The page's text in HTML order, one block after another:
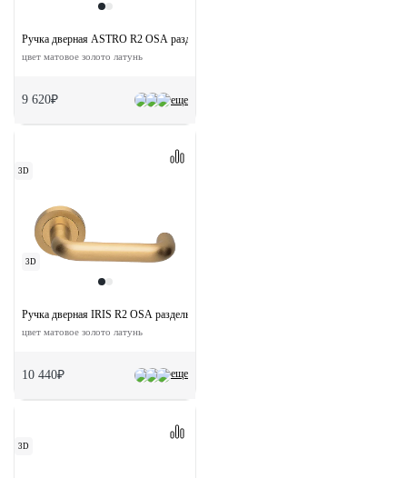
еще
Ручка дверная ASTRO R2 OSA раздельная на круглой розетке
цвет матовое золото латунь
9 620₽
3D
3D
еще
Ручка дверная IRIS R2 OSA раздельная на круглой розетке
цвет матовое золото латунь
10 440₽
3D